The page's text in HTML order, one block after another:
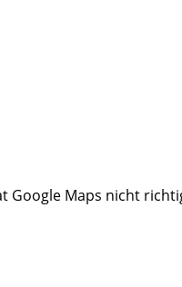
Google Maps nicht